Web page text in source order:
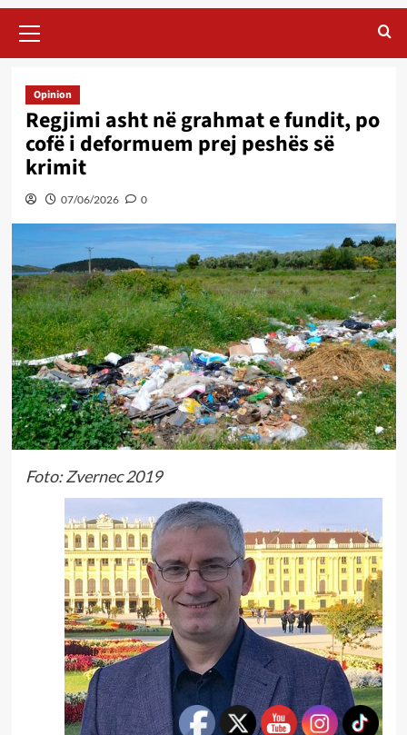
Menu
Opinion
Regjimi asht në grahmat e fundit, po
cofë i deformuem prej peshës së
krimit
07/06/2026 0
Foto: Zvernec 2019